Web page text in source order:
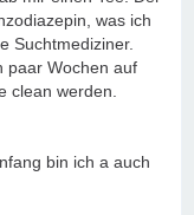
was ich
Suchtmediziner.
paar Wochen auf
clean werden.
bin ich a auch